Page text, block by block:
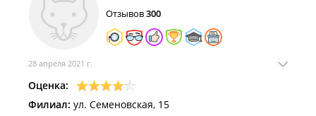
Отзывов300
28 апреля 2021 г.
Оценка:
Филиал: ул. Семеновская, 15